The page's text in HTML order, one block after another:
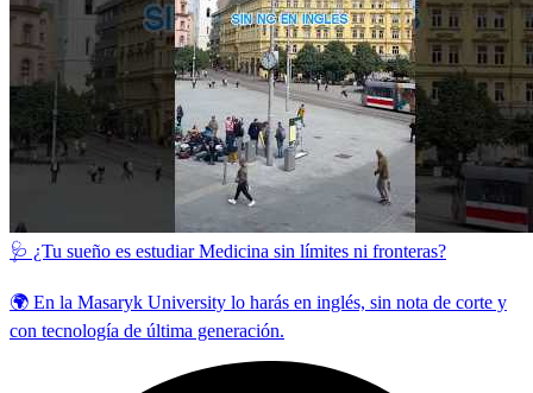
🩺 ¿Tu sueño es estudiar Medicina sin límites ni fronteras?
🌍 En la Masaryk University lo harás en inglés, sin nota de corte y
con tecnología de última generación.